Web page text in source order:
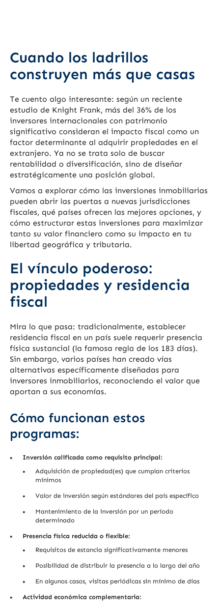
Cuando los ladrillos
construyen más que casas
Te cuento algo interesante: según un reciente
estudio de Knight Frank, más del 36% de los
inversores internacionales con patrimonio
significativo consideran el impacto fiscal como un
factor determinante al adquirir propiedades en el
extranjero. Ya no se trata solo de buscar
rentabilidad o diversificación, sino de diseñar
estratégicamente una posición global.
Vamos a explorar cómo las inversiones inmobiliarias
pueden abrir las puertas a nuevas jurisdicciones
fiscales, qué países ofrecen las mejores opciones, y
cómo estructurar estas inversiones para maximizar
tanto su valor financiero como su impacto en tu
libertad geográfica y tributaria.
El vínculo poderoso:
propiedades y residencia
fiscal
Mira lo que pasa: tradicionalmente, establecer
residencia fiscal en un país suele requerir presencia
física sustancial (la famosa regla de los 183 días).
Sin embargo, varios países han creado vías
alternativas específicamente diseñadas para
inversores inmobiliarios, reconociendo el valor que
aportan a sus economías.
Cómo funcionan estos
programas:
Inversión calificada como requisito principal:
Adquisición de propiedad(es) que cumplan criterios
mínimos
Valor de inversión según estándares del país específico
Mantenimiento de la inversión por un período
determinado
Presencia física reducida o flexible:
Requisitos de estancia significativamente menores
Posibilidad de distribuir la presencia a lo largo del año
En algunos casos, visitas periódicas sin mínimo de días
Actividad económica complementaria: